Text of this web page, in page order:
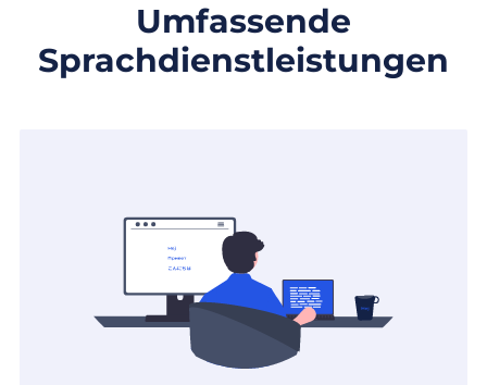
Umfassende
Sprachdienstleistungen